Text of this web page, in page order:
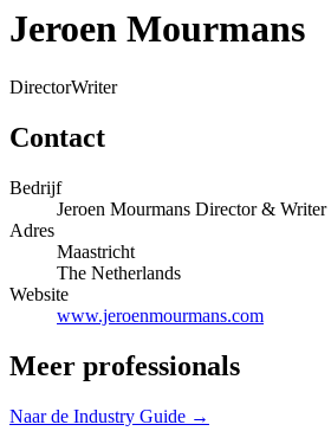
Jeroen Mourmans
DirectorWriter
Contact
Bedrijf
Jeroen Mourmans Director & Writer
Adres
Maastricht
The Netherlands
Website
www.jeroenmourmans.com
Meer professionals
Naar de Industry Guide →